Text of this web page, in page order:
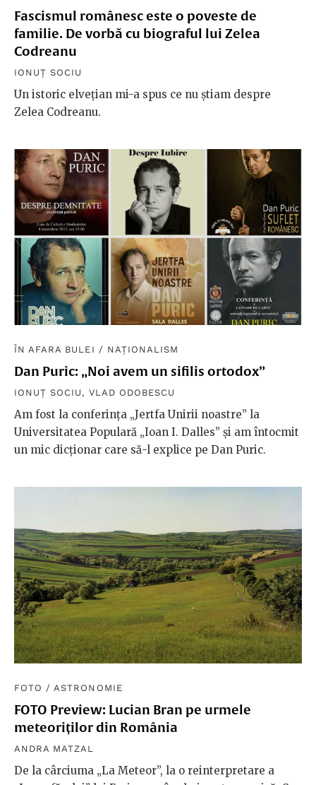
Fascismul românesc este o poveste de
familie. De vorbă cu biograful lui Zelea
Codreanu
IONUȚ SOCIU
Un istoric elvețian mi-a spus ce nu știam despre
Zelea Codreanu.
ÎN AFARA BULEI / NAȚIONALISM
Dan Puric: „Noi avem un sifilis ortodox”
IONUȚ SOCIU , VLAD ODOBESCU
Am fost la conferința „Jertfa Unirii noastre” la
Universitatea Populară „Ioan I. Dalles” și am întocmit
un mic dicționar care să-l explice pe Dan Puric.
FOTO / ASTRONOMIE
FOTO Preview: Lucian Bran pe urmele
meteoriților din România
ANDRA MATZAL
De la cârciuma „La Meteor”, la o reinterpretare a